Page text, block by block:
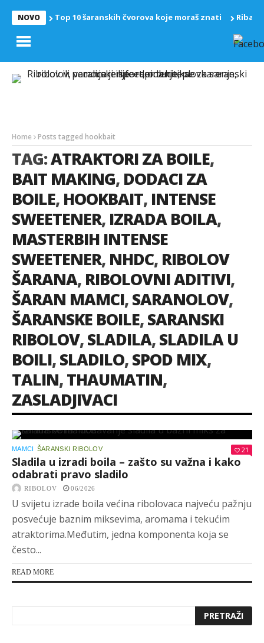
NOVO Top 10 šaranskih čvorova koje moraš znati Riba
Home Posts tagged hookbait
TAG:ATRAKTORI ZA BOILE,
BAIT MAKING, DODACI ZA
BOILE, HOOKBAIT, INTENSE
SWEETENER, IZRADA BOILA,
MASTERBIH INTENSE
SWEETENER, NHDC, RIBOLOV
ŠARANA, RIBOLOVNI ADITIVI,
ŠARAN MAMCI,SARANOLOV,
ŠARANSKE BOILE,SARANSKI
RIBOLOV,SLADILA,SLADILA U
BOILI,SLADILO,SPOD MIX,
TALIN,THAUMATIN,
ZASLADJIVACI
MAMCI ŠARANSKI RIBOLOV 21
Sladila u izradi boila – zašto su važna i kako
odabrati pravo sladilo
RIBOLOV 06/2026
U svijetu izrade boila većina ribolovaca najveću pažnju
posvećuje baznim miksevima, aromama i tekućim
atraktorima.Međutim, jedna komponenta koja se
često...
READ MORE